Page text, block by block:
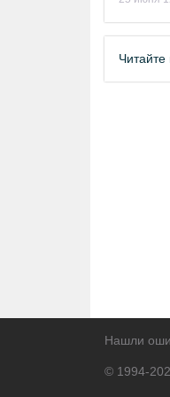
Читайте
Нашли
© 1994-